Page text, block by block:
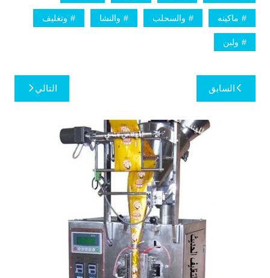
ماكينه والسحلب والنشا وتغليف
ولبن
تصفّح
المقالات
السابق التالي